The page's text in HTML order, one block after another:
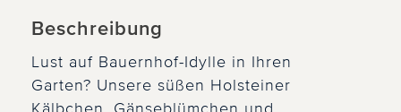
Beschreibung
Lust auf Bauernhof-Idylle in Ihren
Garten? Unsere süßen Holsteiner